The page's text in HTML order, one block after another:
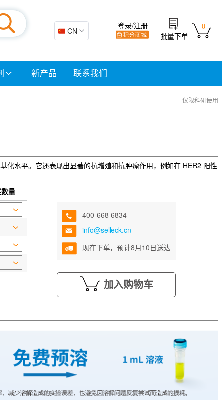
🇨🇳 CN
0
批量下单
登录/注册
新产品 联系我们
仅限科研使用
水平。它还表现出显著的抗增殖和抗肿瘤作用，例如在 HER2 阳性
量
400-668-6834
info@selleck.cn
现在下单，预计8月10日送达
加入购物车